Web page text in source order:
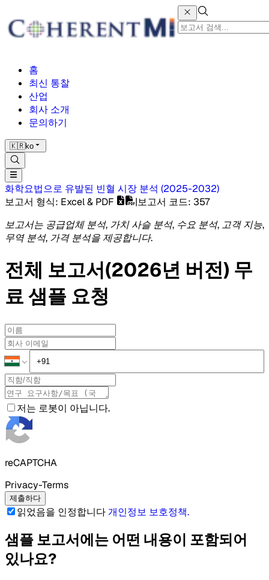
홈
최신 통찰
산업
회사 소개
문의하기
🇰🇷ko
화학요법으로 유발된 빈혈 시장 분석 (2025-2032)
보고서 형식: Excel & PDF |보고서 코드: 357
보고서는 공급업체 분석, 가치 사슬 분석, 수요 분석, 고객 지능,
무역 분석, 가격 분석을 제공합니다.
전체 보고서(2026년 버전) 무
료 샘플 요청
저는 로봇이 아닙니다.
reCAPTCHA
Privacy-Terms
제출하다
읽었음을 인정합니다개인정보 보호정책.
샘플 보고서에는 어떤 내용이 포함되어
있나요?